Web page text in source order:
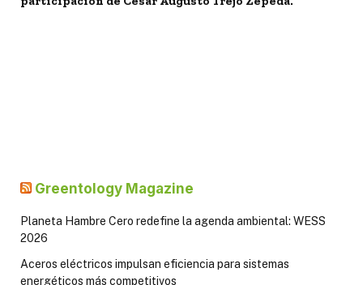
Greentology Magazine
Planeta Hambre Cero redefine la agenda ambiental: WESS
2026
Aceros eléctricos impulsan eficiencia para sistemas
energéticos más competitivos